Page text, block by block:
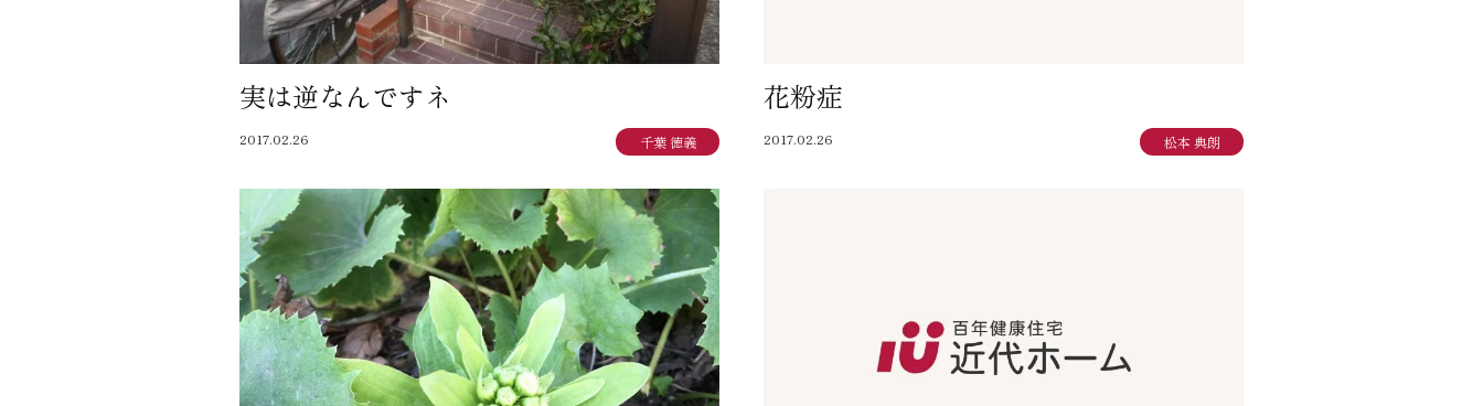
スタッフブログ
近代ホーム公式LINE
SEGs近代ホームの取り組み
来場予約
オンライン相談
実は逆なんですネ
2017.02.26 千葉 徳義
花粉症
2017.02.26 松本 典朗